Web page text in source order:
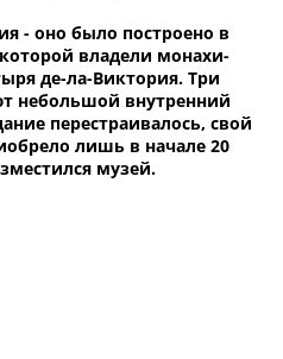
- оно было построено в
владели монахи-
де-ла-Виктория. Три
небольшой внутренний
перестраивалось, свой
лишь в начале 20
музей.